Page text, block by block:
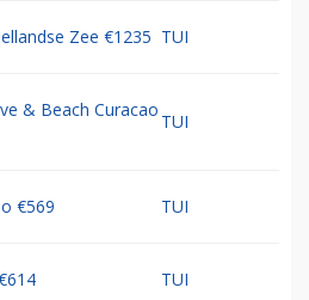
Zee €1235 TUI
& Beach Curacao
TUI
€569 TUI
TUI